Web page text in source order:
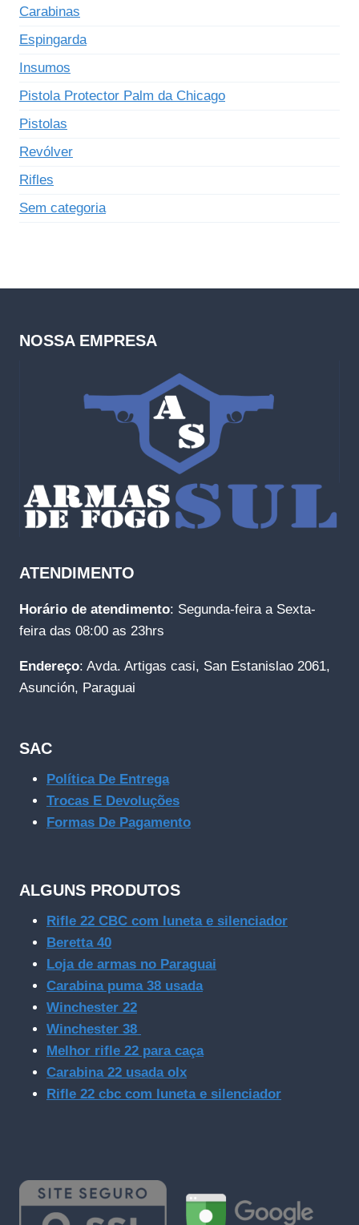
Carabinas
Espingarda
Insumos
Pistola Protector Palm da Chicago
Pistolas
Revólver
Rifles
Sem categoria
NOSSA EMPRESA
ATENDIMENTO
Horário de atendimento: Segunda-feira a Sexta-
feira das 08:00 as 23hrs
Endereço: Avda. Artigas casi, San Estanislao 2061,
Asunción, Paraguai
SAC
Política De Entrega
Trocas E Devoluções
Formas De Pagamento
ALGUNS PRODUTOS
Rifle 22 CBC com luneta e silenciador
Beretta 40
Loja de armas no Paraguai
Carabina puma 38 usada
Winchester 22
Winchester 38
Melhor rifle 22 para caça
Carabina 22 usada olx
Rifle 22 cbc com luneta e silenciador